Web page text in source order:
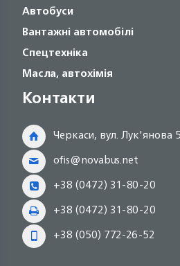
Автобуси
Вантажні автомобілі
Спецтехніка
Масла, автохімія
Контакти
Черкаси, вул. Лук'янова
ofis@novabus.net
+38 (0472) 31-80-20
+38 (0472) 31-80-20
+38 (050) 772-26-52